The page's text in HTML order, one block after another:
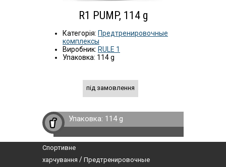
R1 PUMP, 114 g
Категорія: Предтренировочные
комплексы
Виробник: RULE 1
Упаковка: 114 g
під замовлення
Упаковка: 114 g
Спортивне
харчування / Предтренировочные